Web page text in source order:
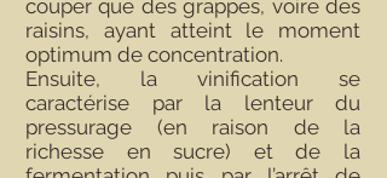
couper que des grappes, voire des
raisins, ayant atteint le moment
optimum de concentration.
Ensuite, la vinification se
caractérise par la lenteur du
pressurage (en raison de la
richesse en sucre) et de la